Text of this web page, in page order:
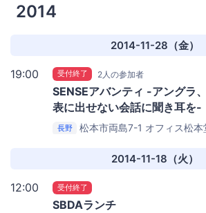
2014
2014-11-28（金）
19:00 受付終了 2人の参加者
SENSEアバンティ -アングラ
表に出せない会話に聞き耳を-
長野 松本市両島7-1 オフィス松本
2014-11-18（火）
12:00 受付終了
SBDAランチ